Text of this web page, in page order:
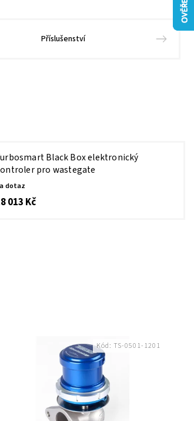
Příslušenství
Black Box elektronický
pro wastegate
dotaz
013 Kč
Kód: TS-0501-1201